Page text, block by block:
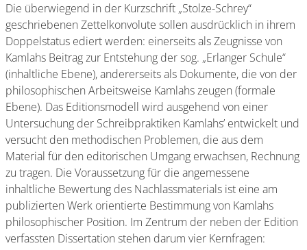
Die überwiegend in der Kurzschrift „Stolze-Schrey“
geschriebenen Zettelkonvolute sollen ausdrücklich in ihrem
Doppelstatus ediert werden: einerseits als Zeugnisse von
Kamlahs Beitrag zur Entstehung der sog. „Erlanger Schule“
(inhaltliche Ebene), andererseits als Dokumente, die von der
philosophischen Arbeitsweise Kamlahs zeugen (formale
Ebene). Das Editionsmodell wird ausgehend von einer
Untersuchung der Schreibpraktiken Kamlahs’ entwickelt und
versucht den methodischen Problemen, die aus dem
Material für den editorischen Umgang erwachsen, Rechnung
zu tragen. Die Voraussetzung für die angemessene
inhaltliche Bewertung des Nachlassmaterials ist eine am
publizierten Werk orientierte Bestimmung von Kamlahs
philosophischer Position. Im Zentrum der neben der Edition
verfassten Dissertation stehen darum vier Kernfragen: